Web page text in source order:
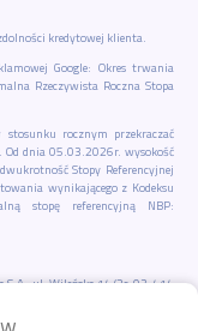
kredytowej klienta.
Google: Okres trwania
Rzeczywista Roczna Stopa
rocznym przekraczać
Od dnia 05.03.2026r. wysokość
Stopy Referencyjnej
wynikającego z Kodeksu
stopę referencyjną NBP:
S.A., ul. Wileńska 14/2c, 03-414
w formie: